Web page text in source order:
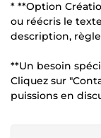
* **Option
ou réécris le
description,
**Un besoin
Cliquez sur
puissions en